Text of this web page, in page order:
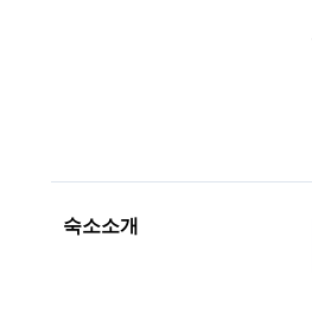
숙소소개